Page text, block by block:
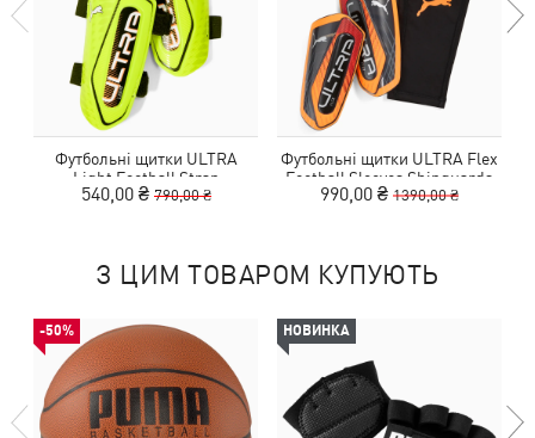
Футбольні щитки ULTRA
Light Football Strap
Shinguards
540,00 ₴ 790,00 ₴
Футбольні щитки ULTRA Flex
Football Sleeves Shinguards
990,00 ₴ 1390,00 ₴
З ЦИМ ТОВАРОМ КУПУЮТЬ
-50% НОВИНКА